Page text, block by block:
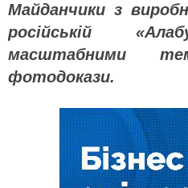
Майданчики з
російській
масштабними
фотодокази.